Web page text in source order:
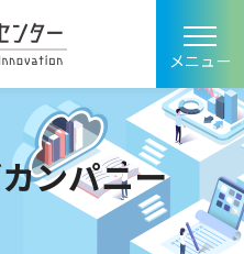
メニュー
ンパニー